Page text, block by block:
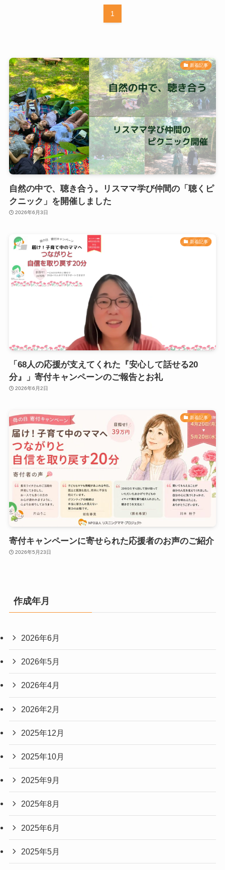
1
新着記事
自然の中で、聴き合う。リスママ学び仲間の「聴くピ
クニック」を開催しました
2026年6月3日
新着記事
「68人の応援が支えてくれた『安心して話せる20
分』」寄付キャンペーンのご報告とお礼
2026年6月2日
新着記事
寄付キャンペーンに寄せられた応援者のお声のご紹介
2026年5月23日
作成年月
2026年6月
2026年5月
2026年4月
2026年2月
2025年12月
2025年10月
2025年9月
2025年8月
2025年6月
2025年5月